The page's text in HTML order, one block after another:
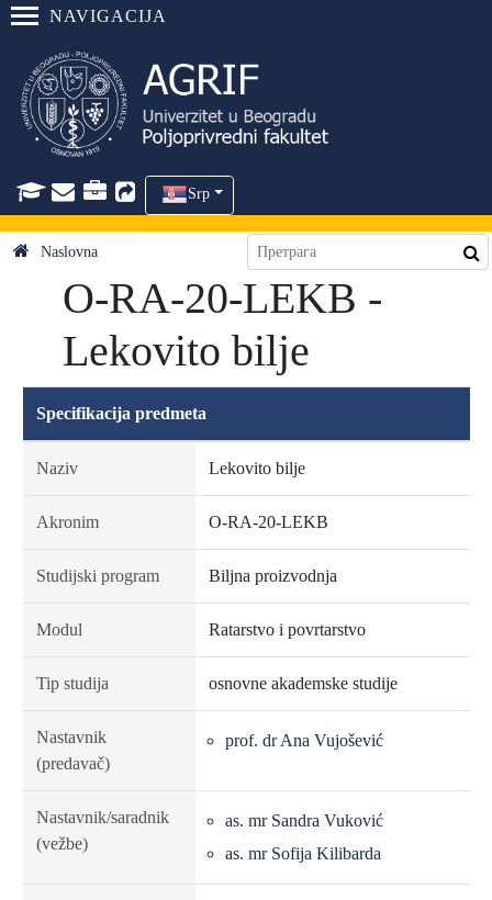
NAVIGACIJA
Srp
Naslovna
O-RA-20-LEKB -
Lekovito bilje
Specifikacija predmeta
Naziv Lekovito bilje
Akronim O-RA-20-LEKB
Studijski program Biljna proizvodnja
Modul Ratarstvo i povrtarstvo
Tip studija osnovne akademske studije
Nastavnik
(predavač)
prof. dr Ana Vujošević
Nastavnik/saradnik
(vežbe)
as. mr Sandra Vuković
as. mr Sofija Kilibarda